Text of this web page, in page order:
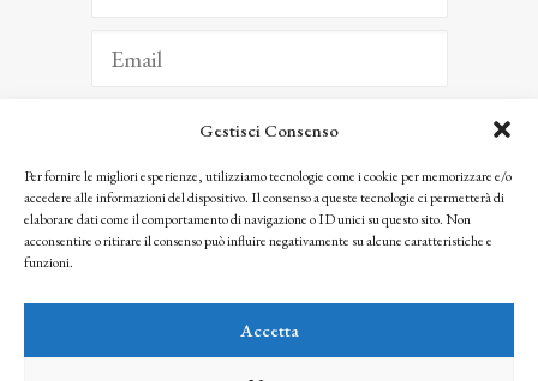
Gestisci Consenso
Per fornire le migliori esperienze, utilizziamo tecnologie come i cookie per memorizzare e/o
accedere alle informazioni del dispositivo. Il consenso a queste tecnologie ci permetterà di
elaborare dati come il comportamento di navigazione o ID unici su questo sito. Non
acconsentire o ritirare il consenso può influire negativamente su alcune caratteristiche e
funzioni.
Accetta
ISCRIVITI
Facendo clic per iscriverti, riconosci che le tue informazioni saranno trattate
seguendo la nostra Privacy Policy
© 2025 Istituto Matteucci. All right reserved
l’autorizzazione scritta dei proprietari dei diritti e dell’Istituto Matteucci